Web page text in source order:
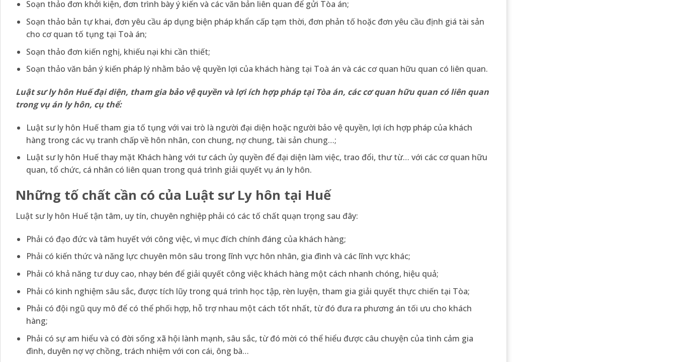
Soạn thảo đơn khởi kiện, đơn trình bày ý kiến và các văn bản liên quan để gửi Tòa án;
Soạn thảo bản tự khai, đơn yêu cầu áp dụng biện pháp khẩn cấp tạm thời, đơn phản tố hoặc đơn yêu cầu định giá tài sản
cho cơ quan tố tụng tại Toà án;
Soạn thảo đơn kiến nghị, khiếu nại khi cần thiết;
Soạn thảo văn bản ý kiến pháp lý nhằm bảo vệ quyền lợi của khách hàng tại Toà án và các cơ quan hữu quan có liên quan.
Luật sư ly hôn Huế đại diện, tham gia bảo vệ quyền và lợi ích hợp pháp tại Tòa án, các cơ quan hữu quan có liên quan
trong vụ án ly hôn, cụ thể:
Luật sư ly hôn Huế tham gia tố tụng với vai trò là người đại diện hoặc người bảo vệ quyền, lợi ích hợp pháp của khách
hàng trong các vụ tranh chấp về hôn nhân, con chung, nợ chung, tài sản chung…;
Luật sư ly hôn Huế thay mặt Khách hàng với tư cách ủy quyền để đại diện làm việc, trao đổi, thư từ… với các cơ quan hữu
quan, tổ chức, cá nhân có liên quan trong quá trình giải quyết vụ án ly hôn.
Những tố chất cần có của Luật sư Ly hôn tại Huế
Luật sư ly hôn Huế tận tâm, uy tín, chuyên nghiệp phải có các tố chất quạn trọng sau đây:
Phải có đạo đức và tâm huyết với công việc, vì mục đích chính đáng của khách hàng;
Phải có kiến thức và năng lực chuyên môn sâu trong lĩnh vực hôn nhân, gia đình và các lĩnh vực khác;
Phải có khả năng tư duy cao, nhạy bén để giải quyết công việc khách hàng một cách nhanh chóng, hiệu quả;
Phải có kinh nghiệm sâu sắc, được tích lũy trong quá trình học tập, rèn luyện, tham gia giải quyết thực chiến tại Tòa;
Phải có đội ngũ quy mô để có thể phối hợp, hỗ trợ nhau một cách tốt nhất, từ đó đưa ra phương án tối ưu cho khách
hàng;
Phải có sự am hiểu và có đời sống xã hội lành mạnh, sâu sắc, từ đó mời có thể hiểu được câu chuyện của tình cảm gia
đình, duyên nợ vợ chồng, trách nhiệm với con cái, ông bà…